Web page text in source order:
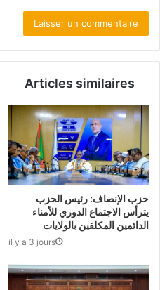
Articles similaires
حزب الإنصاف: رئيس الحزب
يترأس الاجتماع الدوري للأمناء
الدائمين المكلفين بالولايات
il y a 3 jours